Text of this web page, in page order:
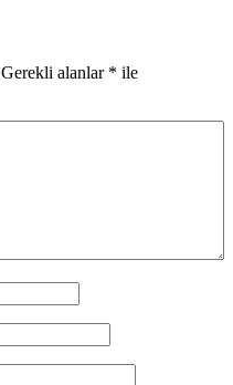
Gerekli alanlar * ile